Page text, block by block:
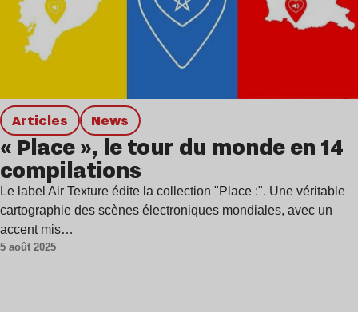
Articles news
« Place », le tour du monde en 14
compilations
Le label Air Texture édite la collection "Place :". Une véritable
cartographie des scènes électroniques mondiales, avec un
accent mis…
5 août 2025